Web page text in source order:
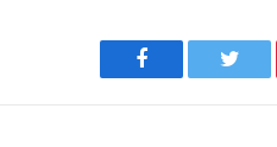
Facebook